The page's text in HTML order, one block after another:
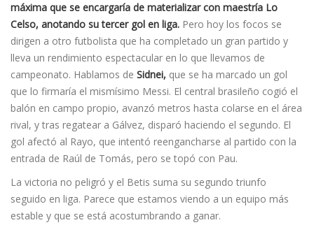
máxima que se encargarí­a de materializar con maestría Lo
Celso, anotando su tercer gol en liga. Pero hoy los focos se
dirigen a otro futbolista que ha completado un gran partido y
lleva un rendimiento espectacular en lo que llevamos de
campeonato. Hablamos de Sidnei, que se ha marcado un gol
que lo firmarí­a el mismísimo Messi. El central brasileño cogió el
balón en campo propio, avanzó metros hasta colarse en el área
rival, y tras regatear a Gálvez, disparó haciendo el segundo. El
gol afectó al Rayo, que intentó reengancharse al partido con la
entrada de Raúl de Tomás, pero se topó con Pau.
La victoria no peligró y el Betis suma su segundo triunfo
seguido en liga. Parece que estamos viendo a un equipo más
estable y que se está acostumbrando a ganar.